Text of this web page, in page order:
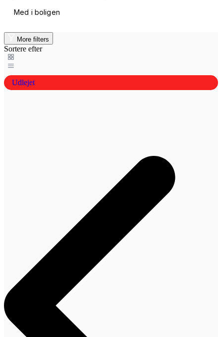
Med i boligen
More filters
Sortere efter
Udlejet